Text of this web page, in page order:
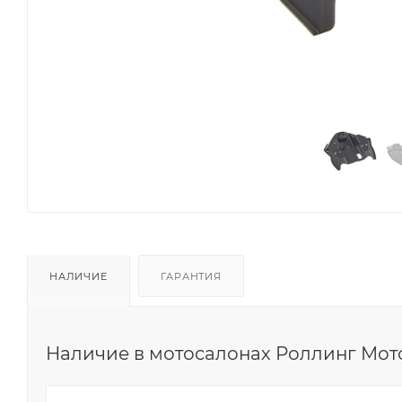
НАЛИЧИЕ ГАРАНТИЯ
Наличие в мотосалонах Роллинг